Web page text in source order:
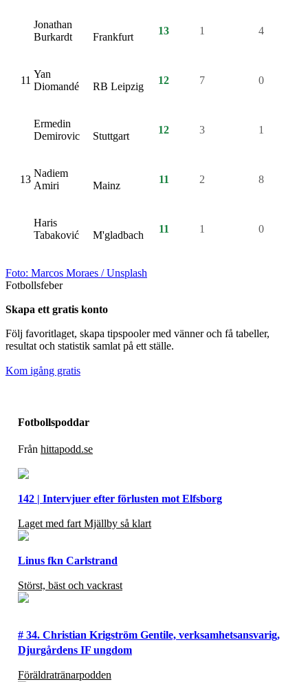
Jonathan
Burkardt
Frankfurt
13 1 4
11
Yan
Diomandé
RB Leipzig
12 7 0
Ermedin
Demirovic
Stuttgart
12 3 1
13
Nadiem
Amiri
Mainz
11 2 8
Haris
Tabaković
M'gladbach
11 1 0
Foto: Marcos Moraes / Unsplash
Fotbollsfeber
Skapa ett gratis konto
Följ favoritlaget, skapa tipspooler med vänner och få tabeller,
resultat och statistik samlat på ett ställe.
Kom igång gratis
Fotbollspoddar
Från hittapodd.se
142 | Intervjuer efter förlusten mot Elfsborg
Laget med fart Mjällby så klart
Linus fkn Carlstrand
Störst, bäst och vackrast
# 34. Christian Krigström Gentile, verksamhetsansvarig,
Djurgårdens IF ungdom
Föräldratränarpodden